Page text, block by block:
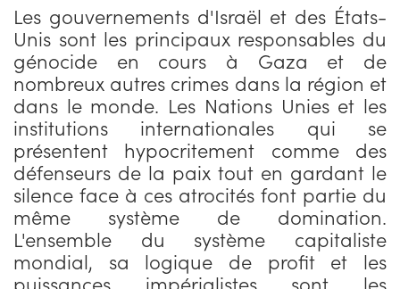
Les gouvernements d'Israël et des États-
Unis sont les principaux responsables du
génocide en cours à Gaza et de
nombreux autres crimes dans la région et
dans le monde. Les Nations Unies et les
institutions internationales qui se
présentent hypocritement comme des
défenseurs de la paix tout en gardant le
silence face à ces atrocités font partie du
même système de domination.
L'ensemble du système capitaliste
mondial, sa logique de profit et les
puissances impérialistes sont les